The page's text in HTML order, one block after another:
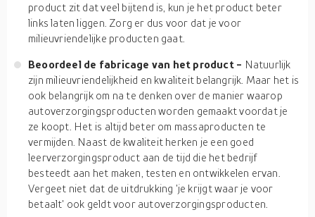
product zit dat veel bijtend is, kun je het product beter
links laten liggen. Zorg er dus voor dat je voor
milieuvriendelijke producten gaat.
Beoordeel de fabricage van het product - Natuurlijk
zijn milieuvriendelijkheid en kwaliteit belangrijk. Maar het is
ook belangrijk om na te denken over de manier waarop
autoverzorgingsproducten worden gemaakt voordat je
ze koopt. Het is altijd beter om massaproducten te
vermijden. Naast de kwaliteit herken je een goed
leerverzorgingsproduct aan de tijd die het bedrijf
besteedt aan het maken, testen en ontwikkelen ervan.
Vergeet niet dat de uitdrukking 'je krijgt waar je voor
betaalt' ook geldt voor autoverzorgingsproducten.